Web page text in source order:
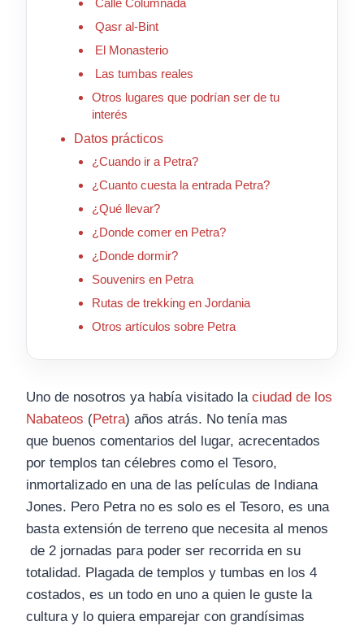
Calle Columnada
Qasr al-Bint
El Monasterio
Las tumbas reales
Otros lugares que podrían ser de tu
interés
Datos prácticos
¿Cuando ir a Petra?
¿Cuanto cuesta la entrada Petra?
¿Qué llevar?
¿Donde comer en Petra?
¿Donde dormir?
Souvenirs en Petra
Rutas de trekking en Jordania
Otros artículos sobre Petra
Uno de nosotros ya había visitado la ciudad de los
Nabateos (Petra) años atrás. No tenía mas
que buenos comentarios del lugar, acrecentados
por templos tan célebres como el Tesoro,
inmortalizado en una de las películas de Indiana
Jones. Pero Petra no es solo es el Tesoro, es una
basta extensión de terreno que necesita al menos
de 2 jornadas para poder ser recorrida en su
totalidad. Plagada de templos y tumbas en los 4
costados, es un todo en uno a quien le guste la
cultura y lo quiera emparejar con grandísimas